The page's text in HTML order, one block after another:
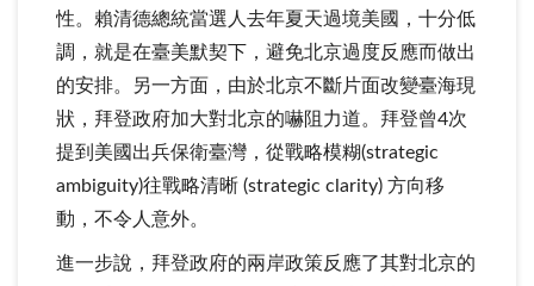
性。賴清德總統當選人去年夏天過境美國，十分低
調，就是在臺美默契下，避免北京過度反應而做出
的安排。另一方面，由於北京不斷片面改變臺海現
狀，拜登政府加大對北京的嚇阻力道。拜登曾4次
提到美國出兵保衛臺灣，從戰略模糊(strategic
ambiguity)往戰略清晰 (strategic clarity) 方向移
動，不令人意外。
進一步說，拜登政府的兩岸政策反應了其對北京的